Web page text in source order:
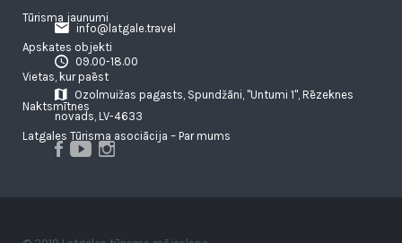
info@latgale.travel
09.00-18.00
Ozolmuižas pagasts, Spundžāni, "Untumi 1", Rēzeknes
novads, LV-4633
Tūrisma jaunumi
Apskates objekti
Vietas, kur paēst
Naktsmītnes
Latgales Tūrisma asociācija – Par mums